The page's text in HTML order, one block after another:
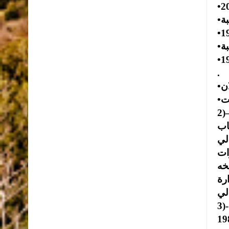
•عضو اللجنة الفنية المشرفة على مركز المعاقين حركيا في جامعة العلوم والتكنولوجيا من عام 1985 – 1987
.